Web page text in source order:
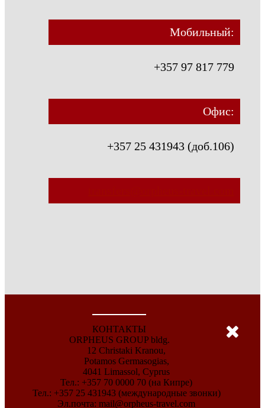
Мобильный:
+357 97 817 779
Офис:
+357 25 431943 (доб.106)
КОНТАКТЫ
ORPHEUS GROUP bldg.
12 Christaki Kranou,
Potamos Germasogias,
4041 Limassol, Cyprus
Тел.: +357 70 0000 70 (на Кипре)
Тел.: +357 25 431943 (международные звонки)
Эл.почта:mail@orpheus-travel.com